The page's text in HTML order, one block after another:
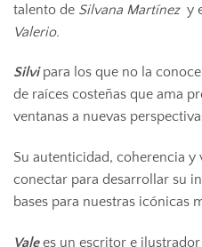
talento de Silvana Martínezy
Valerio.
Silvipara los que no la
de raíces costeñas que ama
ventanas a nuevas
Su autenticidad, coherencia
conectar para desarrollar su
bases para nuestras icónicas
Valees un escritor e